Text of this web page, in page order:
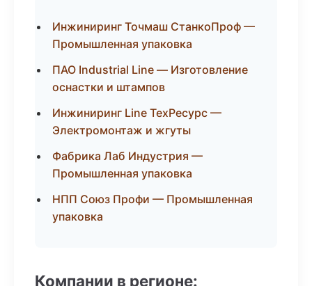
Инжиниринг Точмаш СтанкоПроф —
Промышленная упаковка
ПАО Industrial Line — Изготовление
оснастки и штампов
Инжиниринг Line ТехРесурс —
Электромонтаж и жгуты
Фабрика Лаб Индустрия —
Промышленная упаковка
НПП Союз Профи — Промышленная
упаковка
Компании в регионе: